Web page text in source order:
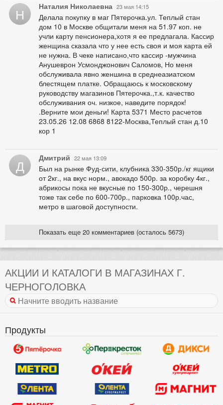
Н Наталия Николаевна 23 мая 14:15
Делала покупку в маг Пятерочка.ул. Теплый стан
дом 10 в Москве общитали меня на 51.97 коп. не
учли карту пенсионера,хотя я ее предлагала. Кассир
женщина сказала что у нее есть своя и моя карта ей
не нужна. В чеке написано,что кассир -мужчина
Анушеврон Усмонджонович Саломов, Но меня
обслуживала явно женшина в среднеазиатском
блестящем платке. Обращаюсь к московскому
руководству магазинов Пятерочка.,т.к. качество
обслуживания оч. низкое, наведите порядок!
.Верните мои деньги! Карта 5371 Место расчетов
23.05.26 12.08 6868 8122-Москва,Теплый стан д.10
кор 1
Д Дмитрий 22 мая 13:09
Был на рынке Фуд-сити, клубника 330-350р./кг ящики
от 2кг., на вкус норм., авокадо 500р. за коробку 4кг.,
абрикосы пока не вкусные по 150-300р., черешня
тоже так себе по 600-700р., парковка 100р.час,
метро в шаговой доступности.
Показать еще 20 комментариев (осталось 5673)
АКЦИИ И КАТАЛОГИ В МАГАЗИНАХ Г.
ЧЕРНОГОЛОВКА
Продукты